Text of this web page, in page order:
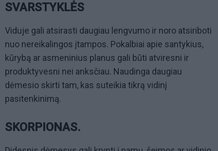
SVARSTYKLĖS
Viduje gali atsirasti daugiau lengvumo ir noro atsiriboti
nuo nereikalingos įtampos. Pokalbiai apie santykius,
kūrybą ar asmeninius planus gali būti atviresni ir
produktyvesni nei anksčiau. Naudinga daugiau
dėmesio skirti tam, kas suteikia tikrą vidinį
pasitenkinimą.
SKORPIONAS.